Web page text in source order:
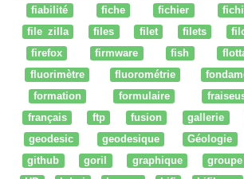
fiabilité
fiche fichier
file zilla
files filet filets
firefox
firmware fish
fluorimètre
fluorométrie
formation
formulaire
français
ftp fusion gallerie
geodesic
geodesique Géologie
github
goril graphique groupe